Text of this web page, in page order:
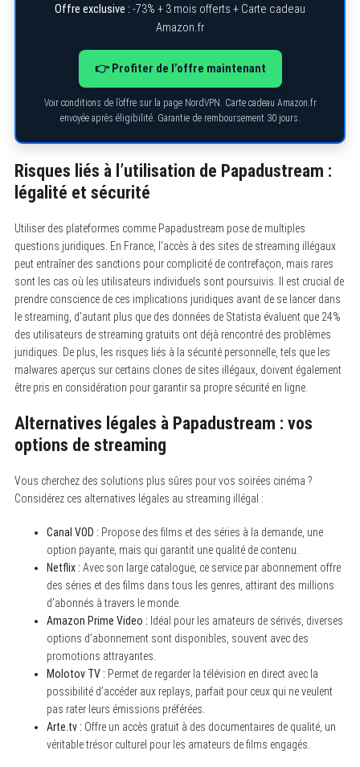
Offre exclusive : -73% + 3 mois offerts + Carte cadeau
Amazon.fr
👉 Profiter de l’offre maintenant
Voir conditions de l’offre sur la page NordVPN. Carte cadeau Amazon.fr
envoyée après éligibilité. Garantie de remboursement 30 jours.
Risques liés à l’utilisation de Papadustream :
légalité et sécurité
Utiliser des plateformes comme Papadustream pose de multiples
questions juridiques. En France, l’accès à des sites de streaming illégaux
peut entraîner des sanctions pour complicité de contrefaçon, mais rares
sont les cas où les utilisateurs individuels sont poursuivis. Il est crucial de
prendre conscience de ces implications juridiques avant de se lancer dans
le streaming, d’autant plus que des données de Statista évaluent que 24%
des utilisateurs de streaming gratuits ont déjà rencontré des problèmes
juridiques. De plus, les risques liés à la sécurité personnelle, tels que les
malwares aperçus sur certains clones de sites illégaux, doivent également
être pris en considération pour garantir sa propre sécurité en ligne.
Alternatives légales à Papadustream : vos
options de streaming
Vous cherchez des solutions plus sûres pour vos soirées cinéma ?
Considérez ces alternatives légales au streaming illégal :
Canal VOD : Propose des films et des séries à la demande, une
option payante, mais qui garantit une qualité de contenu.
Netflix : Avec son large catalogue, ce service par abonnement offre
des séries et des films dans tous les genres, attirant des millions
d’abonnés à travers le monde.
Amazon Prime Video : Idéal pour les amateurs de sérivés, diverses
options d’abonnement sont disponibles, souvent avec des
promotions attrayantes.
Molotov TV : Permet de regarder la télévision en direct avec la
possibilité d’accéder aux replays, parfait pour ceux qui ne veulent
pas rater leurs émissions préférées.
Arte.tv : Offre un accès gratuit à des documentaires de qualité, un
véritable trésor culturel pour les amateurs de films engagés.
r